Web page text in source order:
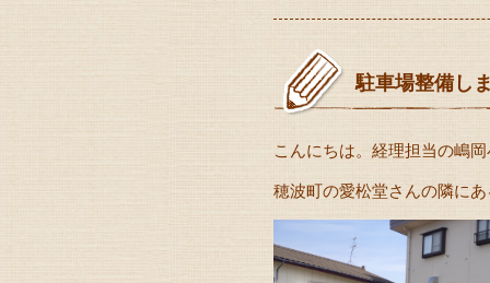
駐車場整備し
こんにちは。経理担当の嶋
穂波町の愛松堂さんの隣に